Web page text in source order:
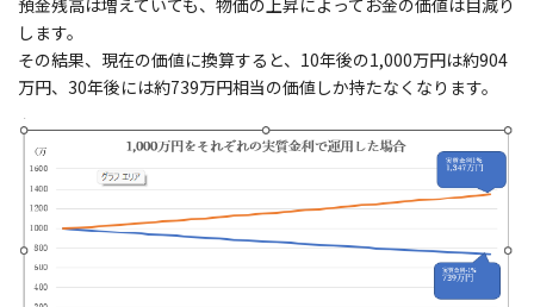
預金残高は増えていても、物価の上昇によってお金の価値は目減り
します。
その結果、現在の価値に換算すると、10年後の1,000万円は約904
万円、30年後には約739万円相当の価値しか持たなくなります。